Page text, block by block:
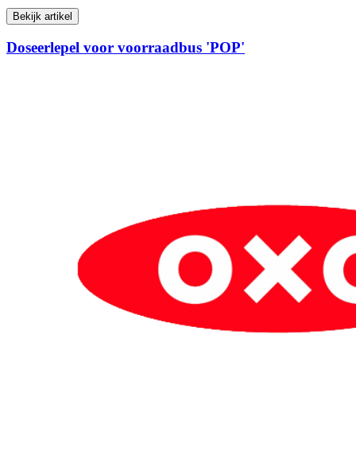
Bekijk artikel
Doseerlepel voor voorraadbus 'POP'